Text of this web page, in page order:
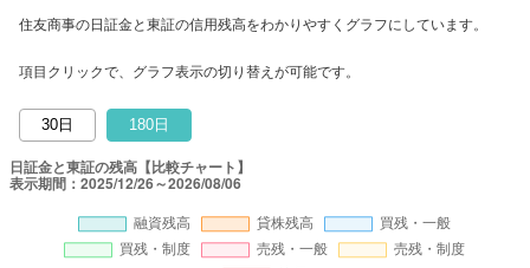
住友商事の日証金と東証の信用残高をわかりやすくグラフにしています。
項目クリックで、グラフ表示の切り替えが可能です。
30日 180日